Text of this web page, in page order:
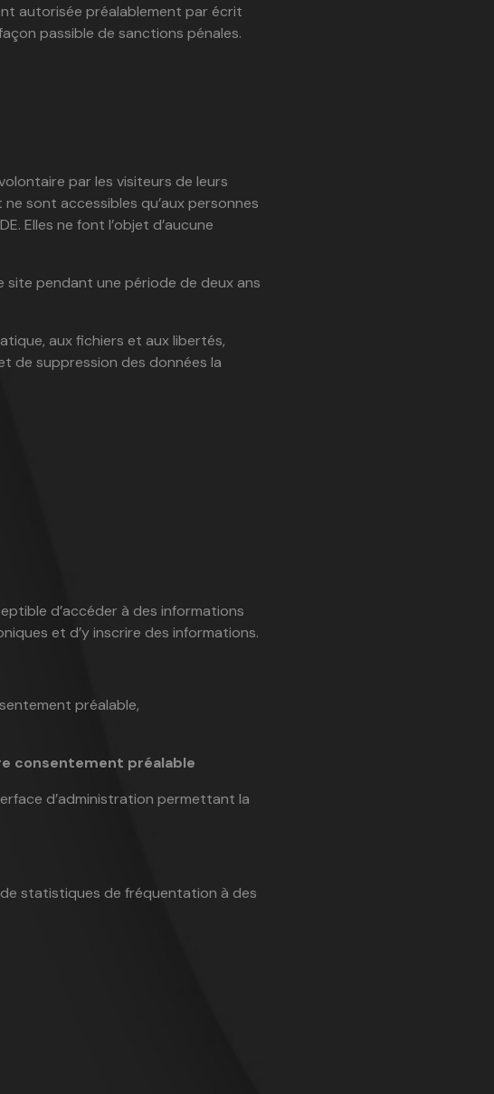
autorisée préalablement par écrit
passible de sanctions pénales.
par les visiteurs de leurs
sont accessibles qu’aux personnes
Elles ne font l’objet d’aucune
site pendant une période de deux ans
aux fichiers et aux libertés,
de suppression des données la
d’accéder à des informations
et d’y inscrire des informations.
préalable,
consentement préalable
d’administration permettant la
statistiques de fréquentation à des